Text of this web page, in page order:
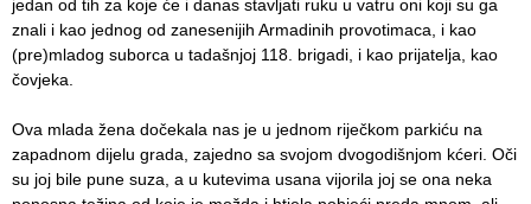
jedan od tih za koje će i danas stavljati ruku u vatru oni koji su ga
znali i kao jednog od zanesenijih Armadinih provotimaca, i kao
(pre)mladog suborca u tadašnjoj 118. brigadi, i kao prijatelja, kao
čovjeka.
Ova mlada žena dočekala nas je u jednom riječkom parkiću na
zapadnom dijelu grada, zajedno sa svojom dvogodišnjom kćeri. Oči
su joj bile pune suza, a u kutevima usana vijorila joj se ona neka